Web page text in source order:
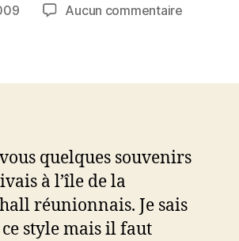
Aucun commentairesur
Lékol
quelques souvenirs
à l’île de la
réunionnais. Je sais
style mais il faut